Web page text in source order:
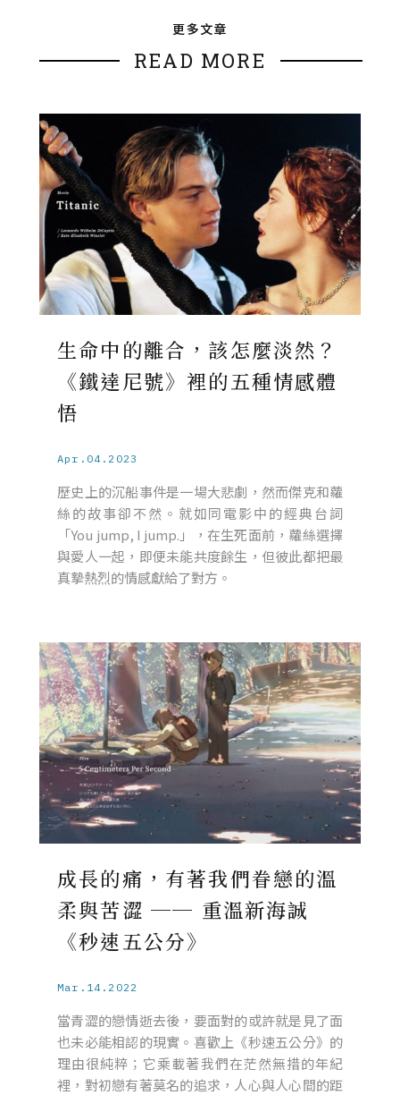
更多文章
READ MORE
生命中的離合，該怎麼淡然？
《鐵達尼號》裡的五種情感體
悟
Apr.04.2023
歷史上的沉船事件是一場大悲劇，然而傑克和蘿
絲的故事卻不然。就如同電影中的經典台詞
「You jump, I jump.」，在生死面前，蘿絲選擇
與愛人一起，即便未能共度餘生，但彼此都把最
真摯熱烈的情感獻給了對方。
成長的痛，有著我們眷戀的溫
柔與苦澀 ── 重溫新海誠
《秒速五公分》
Mar.14.2022
當青澀的戀情逝去後，要面對的或許就是見了面
也未必能相認的現實。喜歡上《秒速五公分》的
理由很純粹；它乘載著我們在茫然無措的年紀
裡，對初戀有著莫名的追求，人心與人心間的距